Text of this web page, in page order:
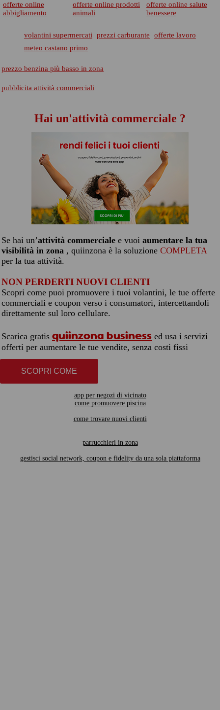
offerte online
abbigliamento
offerte online prodotti
animali
offerte online salute
benessere
volantini supermercati prezzi carburante
offerte lavoro
meteo castano primo
prezzo benzina più basso in zona
pubblicita attività commerciali
Hai un'attività commerciale ?
Se hai un’attività commerciale e vuoi aumentare la tua
visibilità in zona , quiinzona è la soluzione COMPLETA
per la tua attività.
NON PERDERTI NUOVI CLIENTI
Scopri come puoi promuovere i tuoi volantini, le tue offerte
commerciali e coupon verso i consumatori, intercettandoli
direttamente sul loro cellulare.
Scarica gratis quiinzona business ed usa i servizi
offerti per aumentare le tue vendite, senza costi fissi
SCOPRI COME
app per negozi di vicinato
come promuovere piscina
come trovare nuovi clienti
parrucchieri in zona
gestisci social network, coupon e fidelity da una sola piattaforma